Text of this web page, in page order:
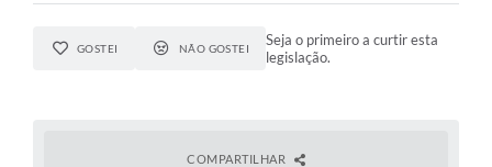
GOSTEI NÃO GOSTEI
Seja o primeiro a curtir esta
legislação.
COMPARTILHAR